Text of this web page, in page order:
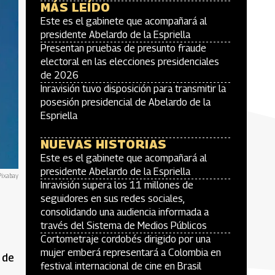
MÁS LEÍDO
Este es el gabinete que acompañará al
presidente Abelardo de la Espriella
Presentan pruebas de presunto fraude
electoral en las elecciones presidenciales
de 2026
Inravisión tuvo disposición para transmitir la
posesión presidencial de Abelardo de la
Espriella
NUEVAS HISTORIAS
Este es el gabinete que acompañará al
presidente Abelardo de la Espriella
Inravisión supera los 11 millones de
seguidores en sus redes sociales,
consolidando una audiencia informada a
través del Sistema de Medios Públicos
Cortometraje cordobés dirigido por una
mujer emberá representará a Colombia en
festival internacional de cine en Brasil